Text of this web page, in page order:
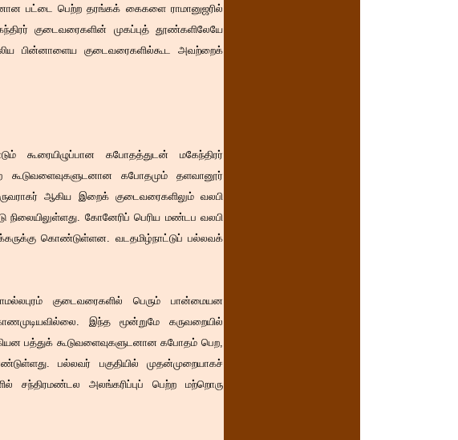
பட்டை பெற்ற தரங்கக் கைகளை ராமானுஜரில்
குடைவரைகளின் முகப்புத் தூண்களிலேயே
பின்னாளைய குடைவரைகளில்கூட அவற்றைக்
கூரையிழுப்பான கபோதத்துடன் மகேந்திரர்
கூடுவளைவுகளுடனான கபோதமும் தளவானூர்
ஆகிய இறைக் குடைவரைகளிலும் வலபி
நிலையிலுள்ளது. கோனேரிப் பெரிய மண்டப வலபி
கொண்டுள்ளன. வடதமிழ்நாட்டுப் பல்லவக்
குடைவரைகளில் பெரும் பான்மையன
இந்த மூன்றுமே கருவறையில்
பத்துக் கூடுவளைவுகளுடனான கபோதம் பெற,
பல்லவர் பகுதியில் முதன்முறையாகச்
சந்திரமண்டல அலங்கரிப்புப் பெற்ற மற்றொரு